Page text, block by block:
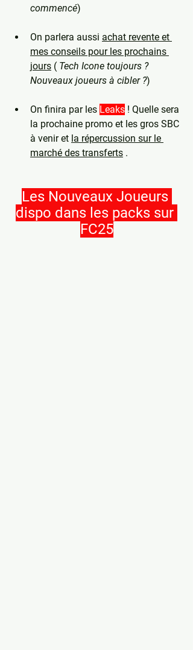
commencé)
On parlera aussi achat revente et
mes conseils pour les prochains
jours ( Tech Icone toujours ?
Nouveaux joueurs à cibler ?)
On finira par les Leaks ! Quelle sera
la prochaine promo et les gros SBC
à venir et la répercussion sur le
marché des transferts .
Les Nouveaux Joueurs
dispo dans les packs sur
FC25